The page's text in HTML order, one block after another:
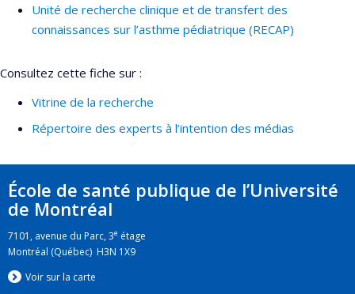
Unité de recherche clinique et de transfert des
connaissances sur l’asthme pédiatrique (RECAP)
Consultez cette fiche sur :
Vitrine de la recherche
Répertoire des experts à l’intention des médias
École de santé publique de l’Université
de Montréal
7101, avenue du Parc, 3e étage
Montréal (Québec) H3N 1X9
Voir sur la carte